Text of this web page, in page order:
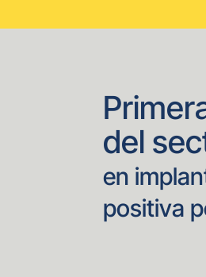
del
en
positiva